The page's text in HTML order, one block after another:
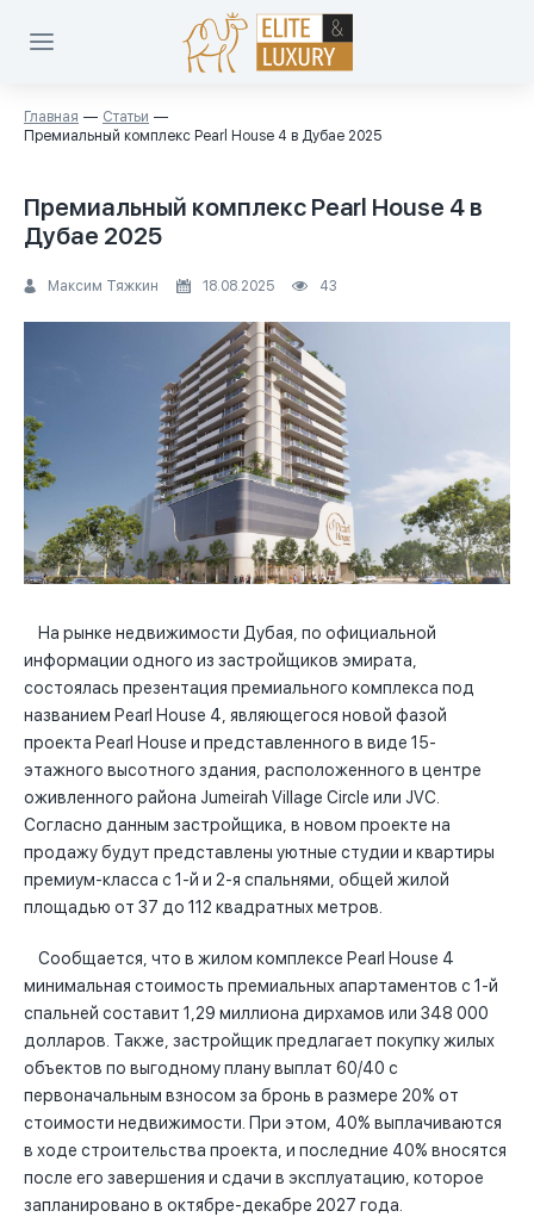
Главная
Статьи
Премиальный комплекс Pearl House 4 в Дубае 2025
Премиальный комплекс Pearl House 4 в
Дубае 2025
Максим Тяжкин 18.08.2025 43
На рынке недвижимости Дубая, по официальной
информации одного из застройщиков эмирата,
состоялась презентация премиального комплекса под
названием Pearl House 4, являющегося новой фазой
проекта Pearl House и представленного в виде 15-
этажного высотного здания, расположенного в центре
оживленного района Jumeirah Village Circle или JVC.
Согласно данным застройщика, в новом проекте на
продажу будут представлены уютные студии и квартиры
премиум-класса с 1-й и 2-я спальнями, общей жилой
площадью от 37 до 112 квадратных метров.
Сообщается, что в жилом комплексе Pearl House 4
минимальная стоимость премиальных апартаментов с 1-й
спальней составит 1,29 миллиона дирхамов или 348 000
долларов. Также, застройщик предлагает покупку жилых
объектов по выгодному плану выплат 60/40 с
первоначальным взносом за бронь в размере 20% от
стоимости недвижимости. При этом, 40% выплачиваются
в ходе строительства проекта, и последние 40% вносятся
после его завершения и сдачи в эксплуатацию, которое
запланировано в октябре-декабре 2027 года.